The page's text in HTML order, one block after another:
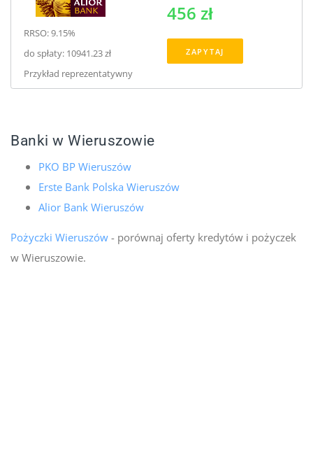
RRSO: 9.15%
do spłaty: 10941.23 zł
Przykład reprezentatywny
456 zł
ZAPYTAJ
Banki w Wieruszowie
PKO BP Wieruszów
Erste Bank Polska Wieruszów
Alior Bank Wieruszów
Pożyczki Wieruszów- porównaj oferty kredytów i pożyczek
w Wieruszowie.